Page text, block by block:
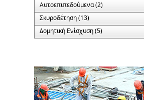
Αυτοεπιπεδούμενα (2)
Σκυροδέτηση (13)
Δομητική Ενίσχυση (5)